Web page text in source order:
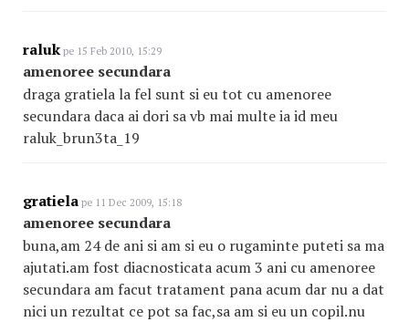
raluk pe 15 Feb 2010, 15:29
amenoree secundara
draga gratiela la fel sunt si eu tot cu amenoree
secundara daca ai dori sa vb mai multe ia id meu
raluk_brun3ta_19
gratiela pe 11 Dec 2009, 15:18
amenoree secundara
buna,am 24 de ani si am si eu o rugaminte puteti sa ma
ajutati.am fost diacnosticata acum 3 ani cu amenoree
secundara am facut tratament pana acum dar nu a dat
nici un rezultat ce pot sa fac,sa am si eu un copil.nu